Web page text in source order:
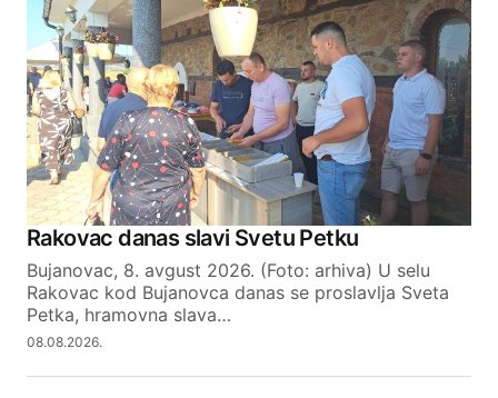
Required fields are marked*
Comment*
Your Name
Your E-mail
Rakovac danas slavi Svetu Petku
Bujanovac, 8. avgust 2026. (Foto: arhiva) U selu
Rakovac kod Bujanovca danas se proslavlja Sveta
Petka, hramovna slava…
08.08.2026.